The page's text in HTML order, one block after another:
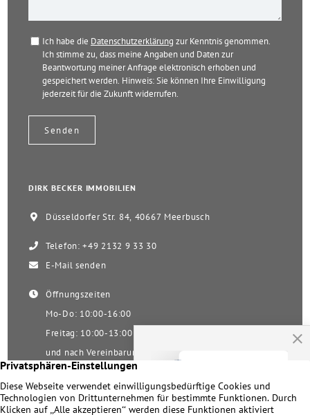
Ich habe die Datenschutzerklärung zur Kenntnis genommen.
Ich stimme zu, dass meine Angaben und Daten zur
Beantwortung meiner Anfrage elektronisch erhoben und
gespeichert werden. Hinweis: Sie können Ihre Einwilligung
jederzeit für die Zukunft widerrufen.
DIRK BECKER IMMOBILIEN
Düsseldorfer Str. 84, 40667 Meerbusch
Telefon: +49 2132 9 33 30
E-Mail senden
Öffnungszeiten
Mo-Do: 10:00-16:00
Freitag: 10:00-13:00
und nach Vereinbarung
Samstag nach Vereinbarung!
Unsere Facebookseite